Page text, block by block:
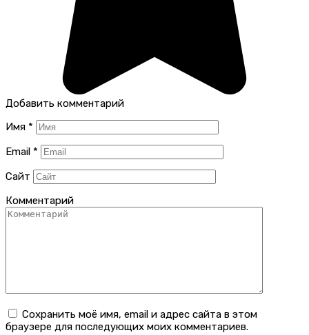
Добавить комментарий
Имя *
Email *
Сайт
Комментарий
Сохранить моё имя, email и адрес сайта в этом
браузере для последующих моих комментариев.